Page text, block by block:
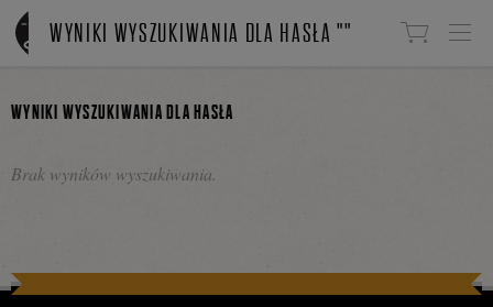
Linki do przejścia
WYNIKI WYSZUKIWANIA DLA HASŁA ""
WYNIKI WYSZUKIWANIA DLA HASŁA
Brak wyników wyszukiwania.